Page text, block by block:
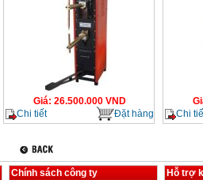
Giá: 26.500.000 VND
Chi tiết
Đặt hàng
Chi
Chính sách công ty
Hỗ trợ